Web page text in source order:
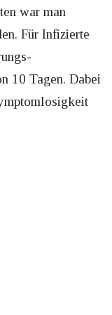
war man
Für Infizierte
10 Tagen. Dabei